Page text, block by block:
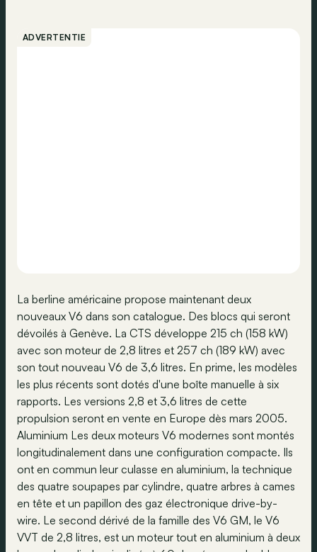
ADVERTENTIE
La berline américaine propose maintenant deux
nouveaux V6 dans son catalogue. Des blocs qui seront
dévoilés à Genève. La CTS développe 215 ch (158 kW)
avec son moteur de 2,8 litres et 257 ch (189 kW) avec
son tout nouveau V6 de 3,6 litres. En prime, les modèles
les plus récents sont dotés d'une boîte manuelle à six
rapports. Les versions 2,8 et 3,6 litres de cette
propulsion seront en vente en Europe dès mars 2005.
Aluminium Les deux moteurs V6 modernes sont montés
longitudinalement dans une configuration compacte. Ils
ont en commun leur culasse en aluminium, la technique
des quatre soupapes par cylindre, quatre arbres à cames
en tête et un papillon des gaz électronique drive-by-
wire. Le second dérivé de la famille des V6 GM, le V6
VVT de 2,8 litres, est un moteur tout en aluminium à deux